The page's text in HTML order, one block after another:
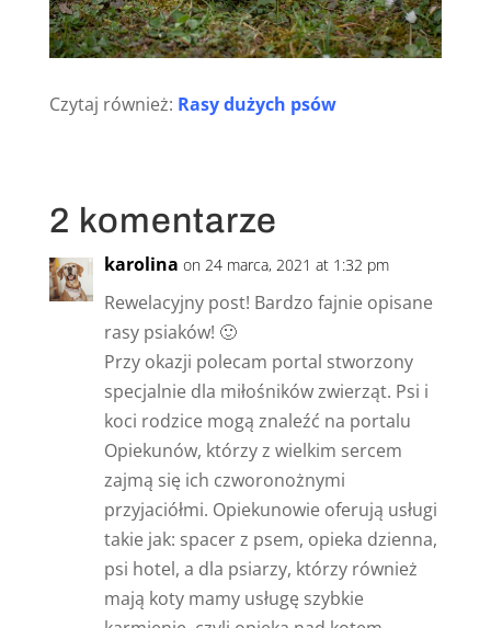
Czytaj również: Rasy dużych psów
2 komentarze
karolina on 24 marca, 2021 at 1:32 pm
Rewelacyjny post! Bardzo fajnie opisane
rasy psiaków! 🙂
Przy okazji polecam portal stworzony
specjalnie dla miłośników zwierząt. Psi i
koci rodzice mogą znaleźć na portalu
Opiekunów, którzy z wielkim sercem
zajmą się ich czworonożnymi
przyjaciółmi. Opiekunowie oferują usługi
takie jak: spacer z psem, opieka dzienna,
psi hotel, a dla psiarzy, którzy również
mają koty mamy usługę szybkie